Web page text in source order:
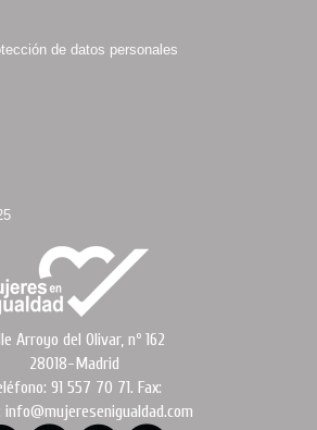
de datos personales
Arroyo del Olivar, nº 162
28018-Madrid
91 557 70 71. Fax: